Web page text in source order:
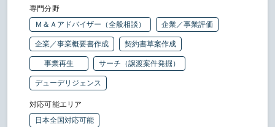
専門分野
Ｍ＆Ａアドバイザー（全般相談）
企業／事業評価
企業／事業概要書作成 契約書草案作成
事業再生 サーチ（譲渡案件発掘）
デューデリジェンス
対応可能エリア
日本全国対応可能